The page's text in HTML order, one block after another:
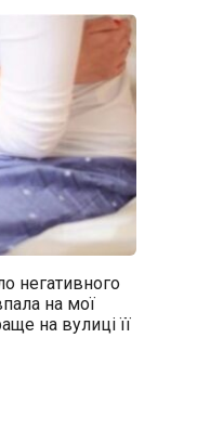
негативного
на мої
на вулиці її